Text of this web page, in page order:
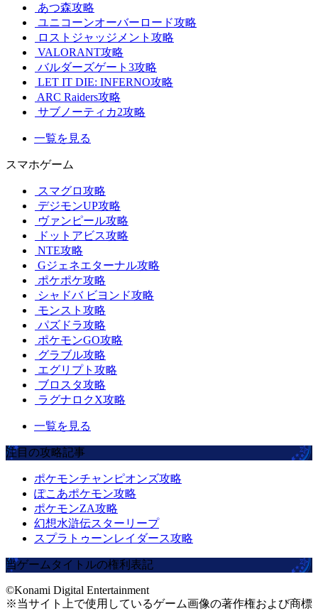
あつ森攻略
ユニコーンオーバーロード攻略
ロストジャッジメント攻略
VALORANT攻略
バルダーズゲート3攻略
LET IT DIE: INFERNO攻略
ARC Raiders攻略
サブノーティカ2攻略
一覧を見る
スマホゲーム
スマグロ攻略
デジモンUP攻略
ヴァンピール攻略
ドットアビス攻略
NTE攻略
Gジェネエターナル攻略
ポケポケ攻略
シャドバ ビヨンド攻略
モンスト攻略
パズドラ攻略
ポケモンGO攻略
グラブル攻略
エグリプト攻略
ブロスタ攻略
ラグナロクX攻略
一覧を見る
注目の攻略記事
ポケモンチャンピオンズ攻略
ぽこあポケモン攻略
ポケモンZA攻略
幻想水滸伝スターリープ
スプラトゥーンレイダース攻略
当ゲームタイトルの権利表記
©Konami Digital Entertainment
※当サイト上で使用しているゲーム画像の著作権および商標